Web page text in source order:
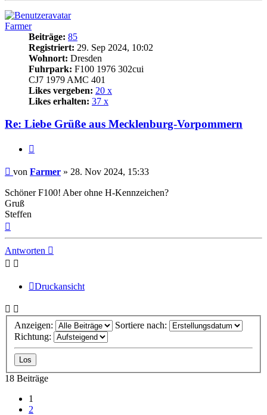
Farmer
Beiträge: 85
Registriert: 29. Sep 2024, 10:02
Wohnort: Dresden
Fuhrpark: F100 1976 302cui
CJ7 1979 AMC 401
Likes vergeben: 20 x
Likes erhalten: 37 x
Re: Liebe Grüße aus Mecklenburg-Vorpommern
Beitrag
von Farmer » 28. Nov 2024, 15:33
Schöner F100! Aber ohne H-Kennzeichen?
Gruß
Steffen
Antworten
Druckansicht
Anzeigen:
Sortiere nach:
Richtung:
18 Beiträge
1
2